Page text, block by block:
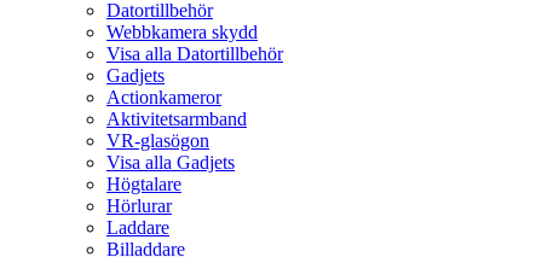
Datortillbehör
Webbkamera skydd
Visa alla Datortillbehör
Gadjets
Actionkameror
Aktivitetsarmband
VR-glasögon
Visa alla Gadjets
Högtalare
Hörlurar
Laddare
Billaddare